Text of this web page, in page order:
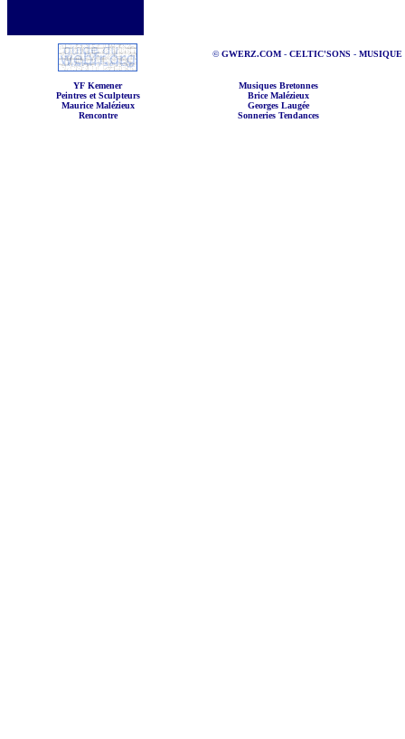
©GWERZ.COM- CELTIC'SONS - MUSIQUE
YF Kemener
Musiques Bretonnes
Peintres et Sculpteurs
Brice Malézieux
Maurice Malézieux
Georges Laugée
Rencontre
Sonneries Tendances
Scotland Music Welch MusicArmoriKan